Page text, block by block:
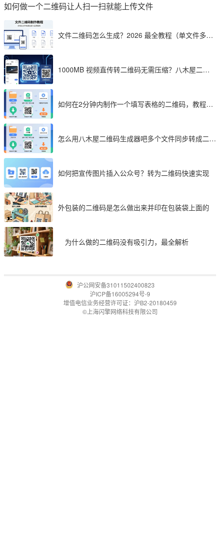
如何做一个二维码让人扫一扫就能上传文件
文件二维码怎么生成？2026 最全教程（单文件多文
1000MB 视频直传转二维码无需压缩？八木屋二维
如何在2分钟内制作一个填写表格的二维码，教程分
怎么用八木屋二维码生成器吧多个文件同步转成二维
如何把宣传图片插入公众号？转为二维码快速实现
外包装的二维码是怎么做出来并印在包装袋上面的
为什么做的二维码没有吸引力，最全解析
沪公网安备31011502400823
沪ICP备16005294号-9
增值电信业务经营许可证：沪B2-20180459
©上海闪擎网络科技有限公司